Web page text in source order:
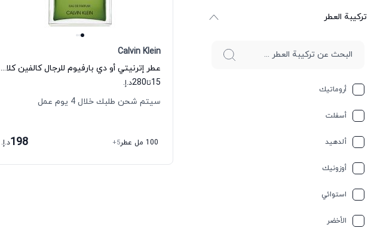
ترکیبة العطر
أروماتيك
أسفلت
ألدهيد
أوزونيك
استوائي
الأخضر
Calvin Klein
عطر إترنيتي أو دي بارفيوم للرجال كالفين كلاين
15تا280د.إ.
سيتم شحن طلبك خلال 4 يوم عمل
100 مل عطر +5
198د.إ.